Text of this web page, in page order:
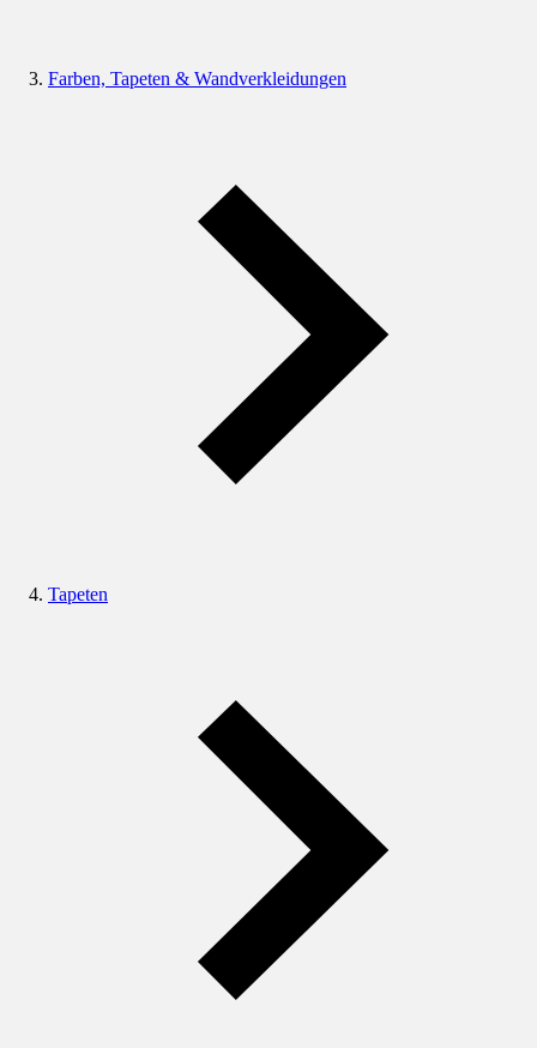
Farben, Tapeten & Wandverkleidungen
Tapeten